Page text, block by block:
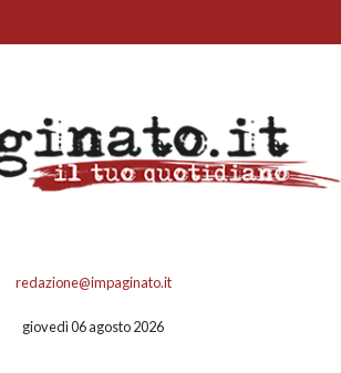
redazione@impaginato.it
giovedì 06 agosto 2026